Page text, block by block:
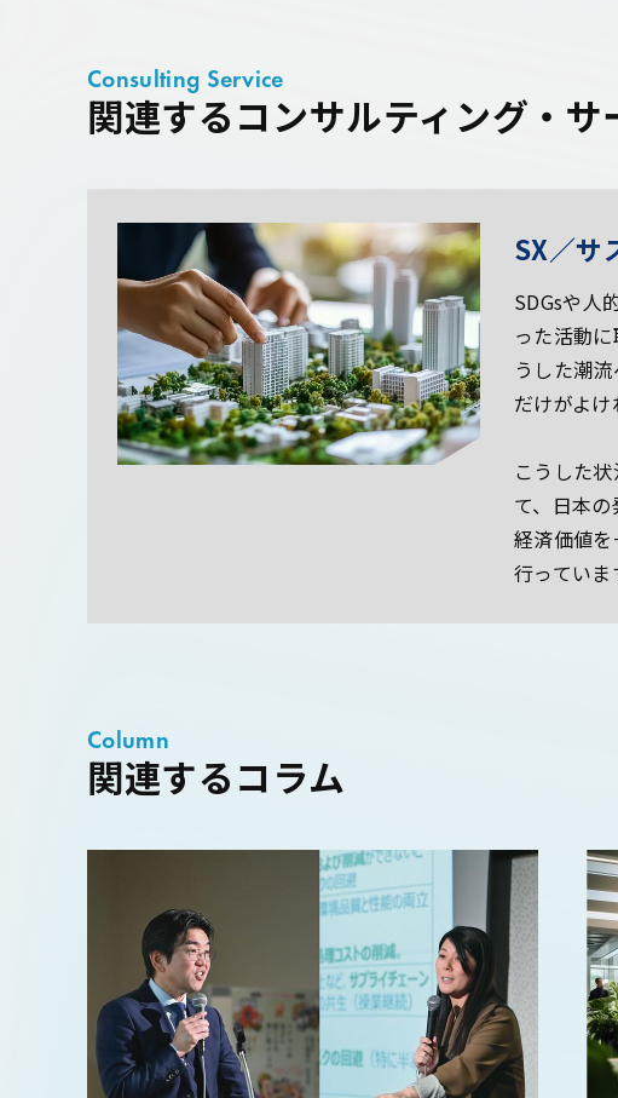
関連するコンサルティング・サ
Consulting Service
SX／サ
SDGsや人
った活動
うした潮
だけがよ
こうした
て、日本
経済価値
行っていま
関連するコラム
Column